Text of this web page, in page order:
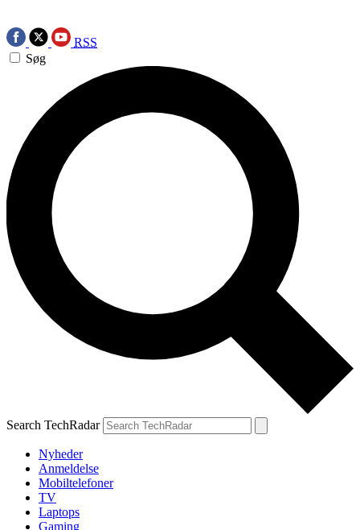
RSS
Søg
Search TechRadar
Nyheder
Anmeldelse
Mobiltelefoner
TV
Laptops
Gaming